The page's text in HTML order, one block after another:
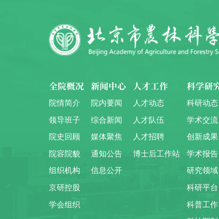
全院概况
院情简介
领导班子
院史回顾
院容院貌
组织机构
京研控股
学会组织
新闻中心
院内要闻
综合新闻
媒体聚焦
通知公告
信息公开
人才工作
人才动态
人才队伍
人才招聘
博士后工作站
科学研
科研动态
学术交流
创新成果
学术报告
研究领域
科研平台
科普工作